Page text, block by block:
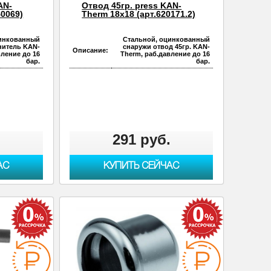
KAN-
до 16
бар.
Отвод 45гр. press KAN-
Therm 18х18 (арт.620171.2)
Описание:
Стальной, оцинкованный
снаружи отвод 45гр. KAN-
Therm, раб.давление до 16
бар.
291 руб.
КУПИТЬ СЕЙЧАС